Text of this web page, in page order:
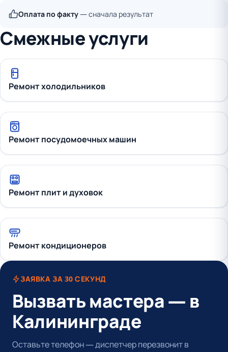
Оплата по факту— сначала результат
Смежные услуги
Ремонт холодильников
Ремонт посудомоечных машин
Ремонт плит и духовок
Ремонт кондиционеров
ЗАЯВКА ЗА 30 СЕКУНД
Вызвать мастера — в
Калининграде
Оставьте телефон — диспетчер перезвонит в